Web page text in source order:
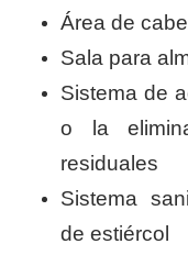
Área de
Sala para
Sistema de
o la
residuales
Sistema
de estiércol